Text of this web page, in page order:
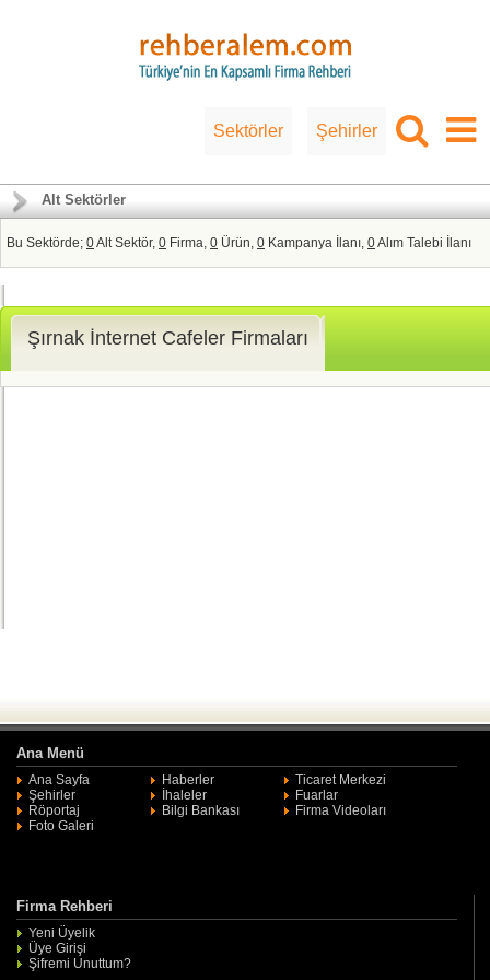
Sektörler Şehirler
Alt Sektörler
Bu Sektörde; 0Alt Sektör, 0 Firma, 0 Ürün, 0 Kampanya İlanı, 0Alım Talebi İlanı
Şırnak İnternet Cafeler Firmaları
Ana Menü
Ana Sayfa Haberler
Ticaret Merkezi
Şehirler
İhaleler
Fuarlar
Röportaj
Bilgi Bankası
Firma Videoları
Foto Galeri
Firma Rehberi
Yeni Üyelik
Üye Girişi
Şifremi Unuttum?